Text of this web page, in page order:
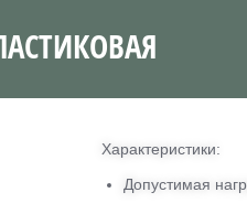
Характеристики:
Допустимая